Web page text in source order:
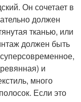
Он сочетает в
должен
тканью, или
должен быть
и
много
Если это